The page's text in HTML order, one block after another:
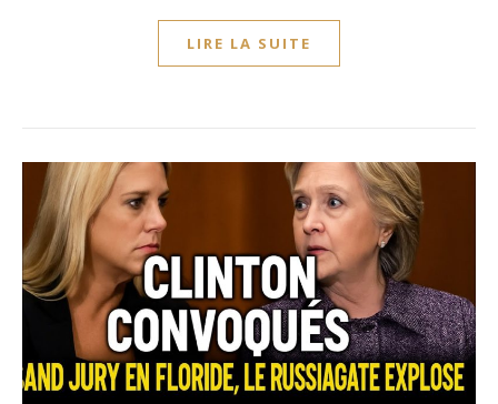
LIRE LA SUITE